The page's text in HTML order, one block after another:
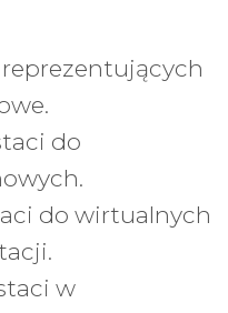
do
do wirtualnych
w